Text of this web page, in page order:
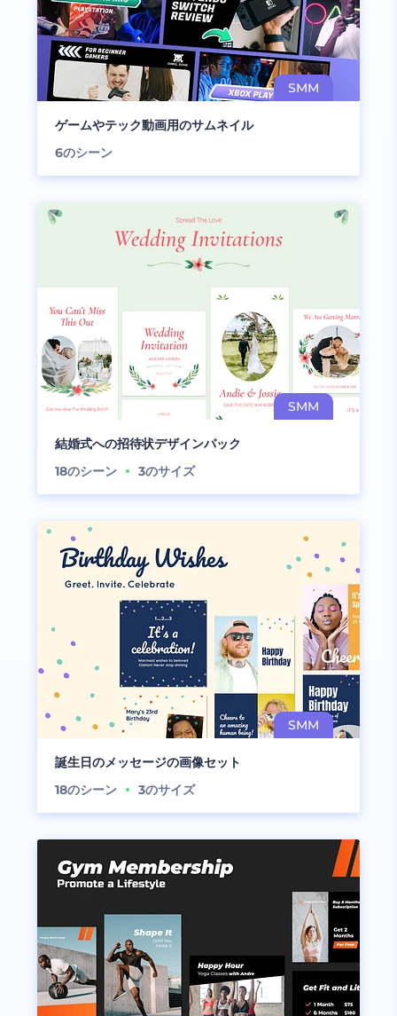
ゲームやテック動画用のサムネイル
6のシーン
結婚式への招待状デザインパック
18のシーン 3のサイズ
誕生日のメッセージの画像セット
18のシーン 3のサイズ